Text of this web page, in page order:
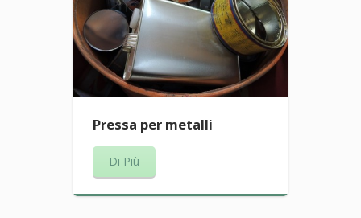
Pressa per metalli
Di Più